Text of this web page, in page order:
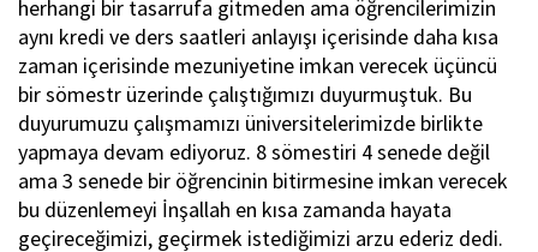
herhangi bir tasarrufa gitmeden ama öğrencilerimizin
aynı kredi ve ders saatleri anlayışı içerisinde daha kısa
zaman içerisinde mezuniyetine imkan verecek üçüncü
bir sömestr üzerinde çalıştığımızı duyurmuştuk. Bu
duyurumuzu çalışmamızı üniversitelerimizde birlikte
yapmaya devam ediyoruz. 8 sömestiri 4 senede değil
ama 3 senede bir öğrencinin bitirmesine imkan verecek
bu düzenlemeyi İnşallah en kısa zamanda hayata
geçireceğimizi, geçirmek istediğimizi arzu ederiz dedi.